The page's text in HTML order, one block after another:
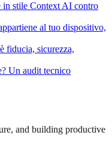
in stile Context AI contro
al tuo dispositivo,
fiducia, sicurezza,
Un audit tecnico
and building productive